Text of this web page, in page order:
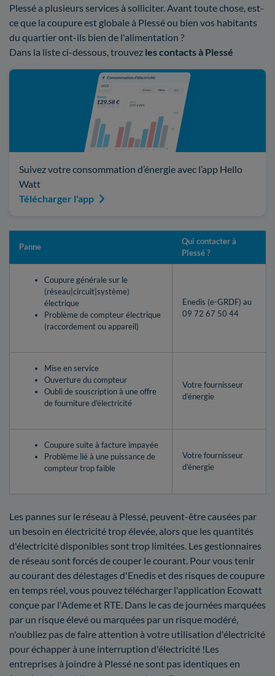
Plessé a plusieurs services à solliciter. Avant toute chose, est-
ce que la coupure est globale à Plessé ou bien vos habitants
du quartier ont-ils bien de l'alimentation ?
Dans la liste ci-dessous, trouvez les contacts à Plessé
Suivez votre consommation d’énergie avec l’app Hello
Watt
Télécharger l'app
Panne
Qui contacter à
Plessé ?
Coupure générale sur le
(réseau|circuit|système)
électrique
Problème de compteur électrique
(raccordement ou appareil)
Enedis (e-GRDF) au
09 72 67 50 44
Mise en service
Ouverture du compteur
Oubli de souscription à une offre
de fourniture d'électricité
Votre fournisseur
d’énergie
Coupure suite à facture impayée
Problème lié à une puissance de
compteur trop faible
Votre fournisseur
d’énergie
Les pannes sur le réseau à Plessé, peuvent-être causées par
un besoin en électricité trop élevée, alors que les quantités
d'électricité disponibles sont trop limitées. Les gestionnaires
de réseau sont forcés de couper le courant. Pour vous tenir
au courant des délestages d'Enedis et des risques de coupure
en temps réel, vous pouvez télécharger l'application Ecowatt
conçue par l'Ademe et RTE. Dans le cas de journées marquées
par un risque élevé ou marquées par un risque modéré,
n'oubliez pas de faire attention à votre utilisation d'électricité
pour échapper à une interruption d'électricité !Les
entreprises à joindre à Plessé ne sont pas identiques en